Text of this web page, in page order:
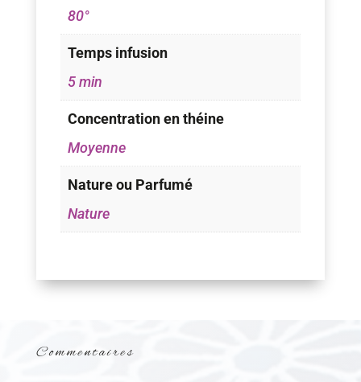
80°
Temps infusion
5 min
Concentration en théine
Moyenne
Nature ou Parfumé
Nature
Commentaires